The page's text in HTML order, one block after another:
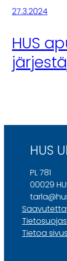
27.3.2024
HUS
HUS
PL 781
00029
Tietoa